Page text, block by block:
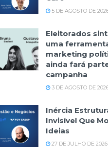
5 DE AGOSTO DE
Eleitorados
uma
marketing
ainda fará
campanha
3 DE AGOSTO DE
Inércia
Invisível Que
Ideias
27 DE JULHO DE 2026